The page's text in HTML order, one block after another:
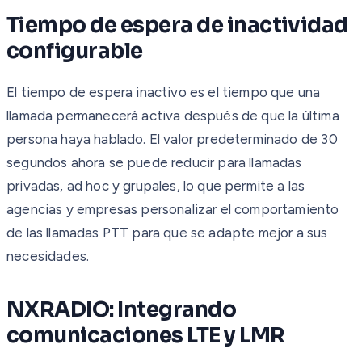
Tiempo de espera de inactividad
configurable
El tiempo de espera inactivo es el tiempo que una
llamada permanecerá activa después de que la última
persona haya hablado. El valor predeterminado de 30
segundos ahora se puede reducir para llamadas
privadas, ad hoc y grupales, lo que permite a las
agencias y empresas personalizar el comportamiento
de las llamadas PTT para que se adapte mejor a sus
necesidades.
NXRADIO: Integrando
comunicaciones LTE y LMR